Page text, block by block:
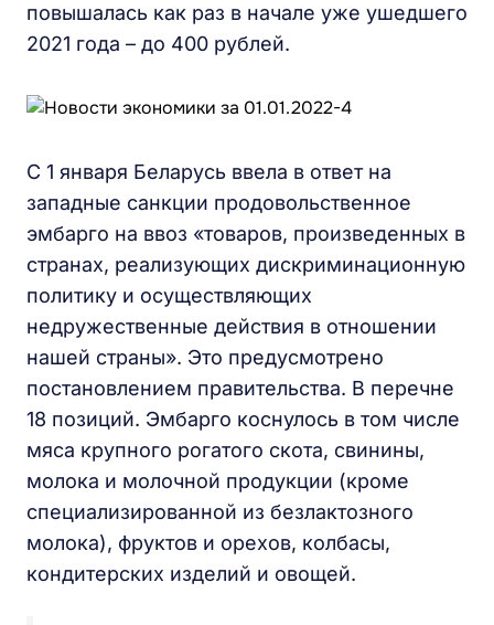
повышалась как раз в начале уже ушедшего
2021 года – до 400 рублей.
С 1 января Беларусь ввела в ответ на
западные санкции продовольственное
эмбарго на ввоз «товаров, произведенных в
странах, реализующих дискриминационную
политику и осуществляющих
недружественные действия в отношении
нашей страны». Это предусмотрено
постановлением правительства. В перечне
18 позиций. Эмбарго коснулось в том числе
мяса крупного рогатого скота, свинины,
молока и молочной продукции (кроме
специализированной из безлактозного
молока), фруктов и орехов, колбасы,
кондитерских изделий и овощей.